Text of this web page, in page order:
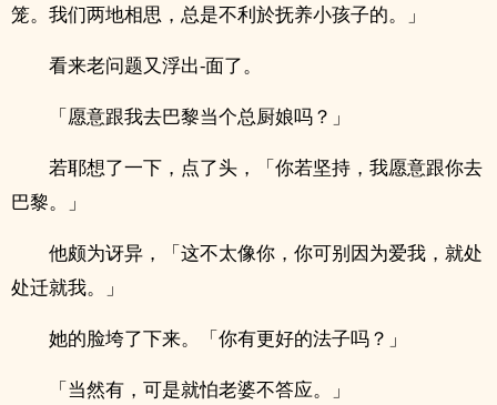
笼。我们两地相思，总是不利於抚养小孩子的。」
看来老问题又浮出-面了。
「愿意跟我去巴黎当个总厨娘吗？」
若耶想了一下，点了头，「你若坚持，我愿意跟你去
巴黎。」
他颇为讶异，「这不太像你，你可别因为爱我，就处
处迁就我。」
她的脸垮了下来。「你有更好的法子吗？」
「当然有，可是就怕老婆不答应。」